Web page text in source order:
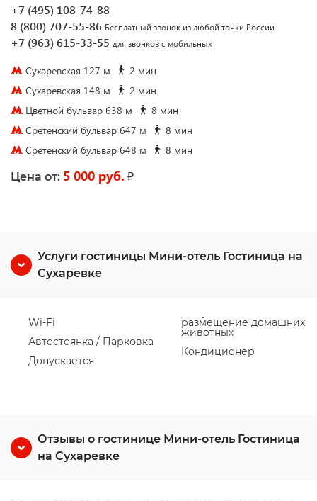
+7 (495) 108-74-88
8 (800) 707-55-86 Бесплатный звонок из любой точки России
+7 (963) 615-33-55 для звонков с мобильных
Сухаревская 127 м
2 мин
Сухаревская 148 м
2 мин
Цветной бульвар 638 м
8 мин
Сретенский бульвар 647 м
8 мин
Сретенский бульвар 648 м
8 мин
Цена от: 5 000 руб. ₽
Услуги гостиницы Мини-отель Гостиница на
Сухаревке
Wi-Fi
Автостоянка / Парковка
Допускается
размещение домашних
животных
Кондиционер
Отзывы о гостинице Мини-отель Гостиница
на Сухаревке